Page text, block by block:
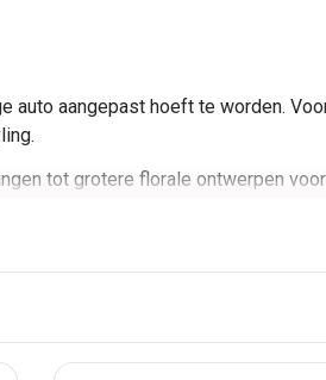
aangepast hoeft te worden.
tot grotere florale ontwerpen voor
Sommige ontwerpen